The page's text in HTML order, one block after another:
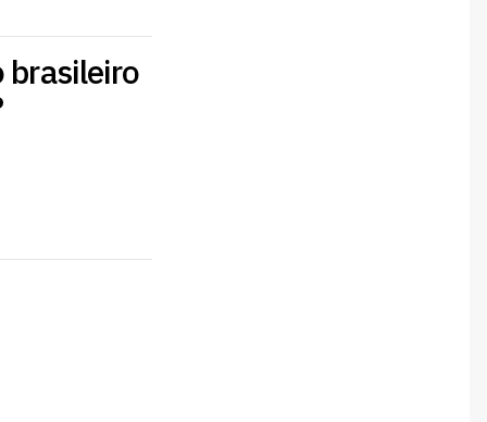
brasileiro